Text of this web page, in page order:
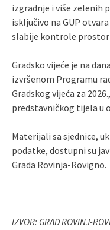
izgradnje i više zelenih
isključivo na GUP
slabije kontrole
Gradsko vijeće je na
izvršenom Programu
Gradskog vijeća za
predstavničkog tijela u
Materijali sa sjednice,
podatke, dostupni su
Grada Rovinja-Rovigno.
IZVOR: GRAD ROVINJ-